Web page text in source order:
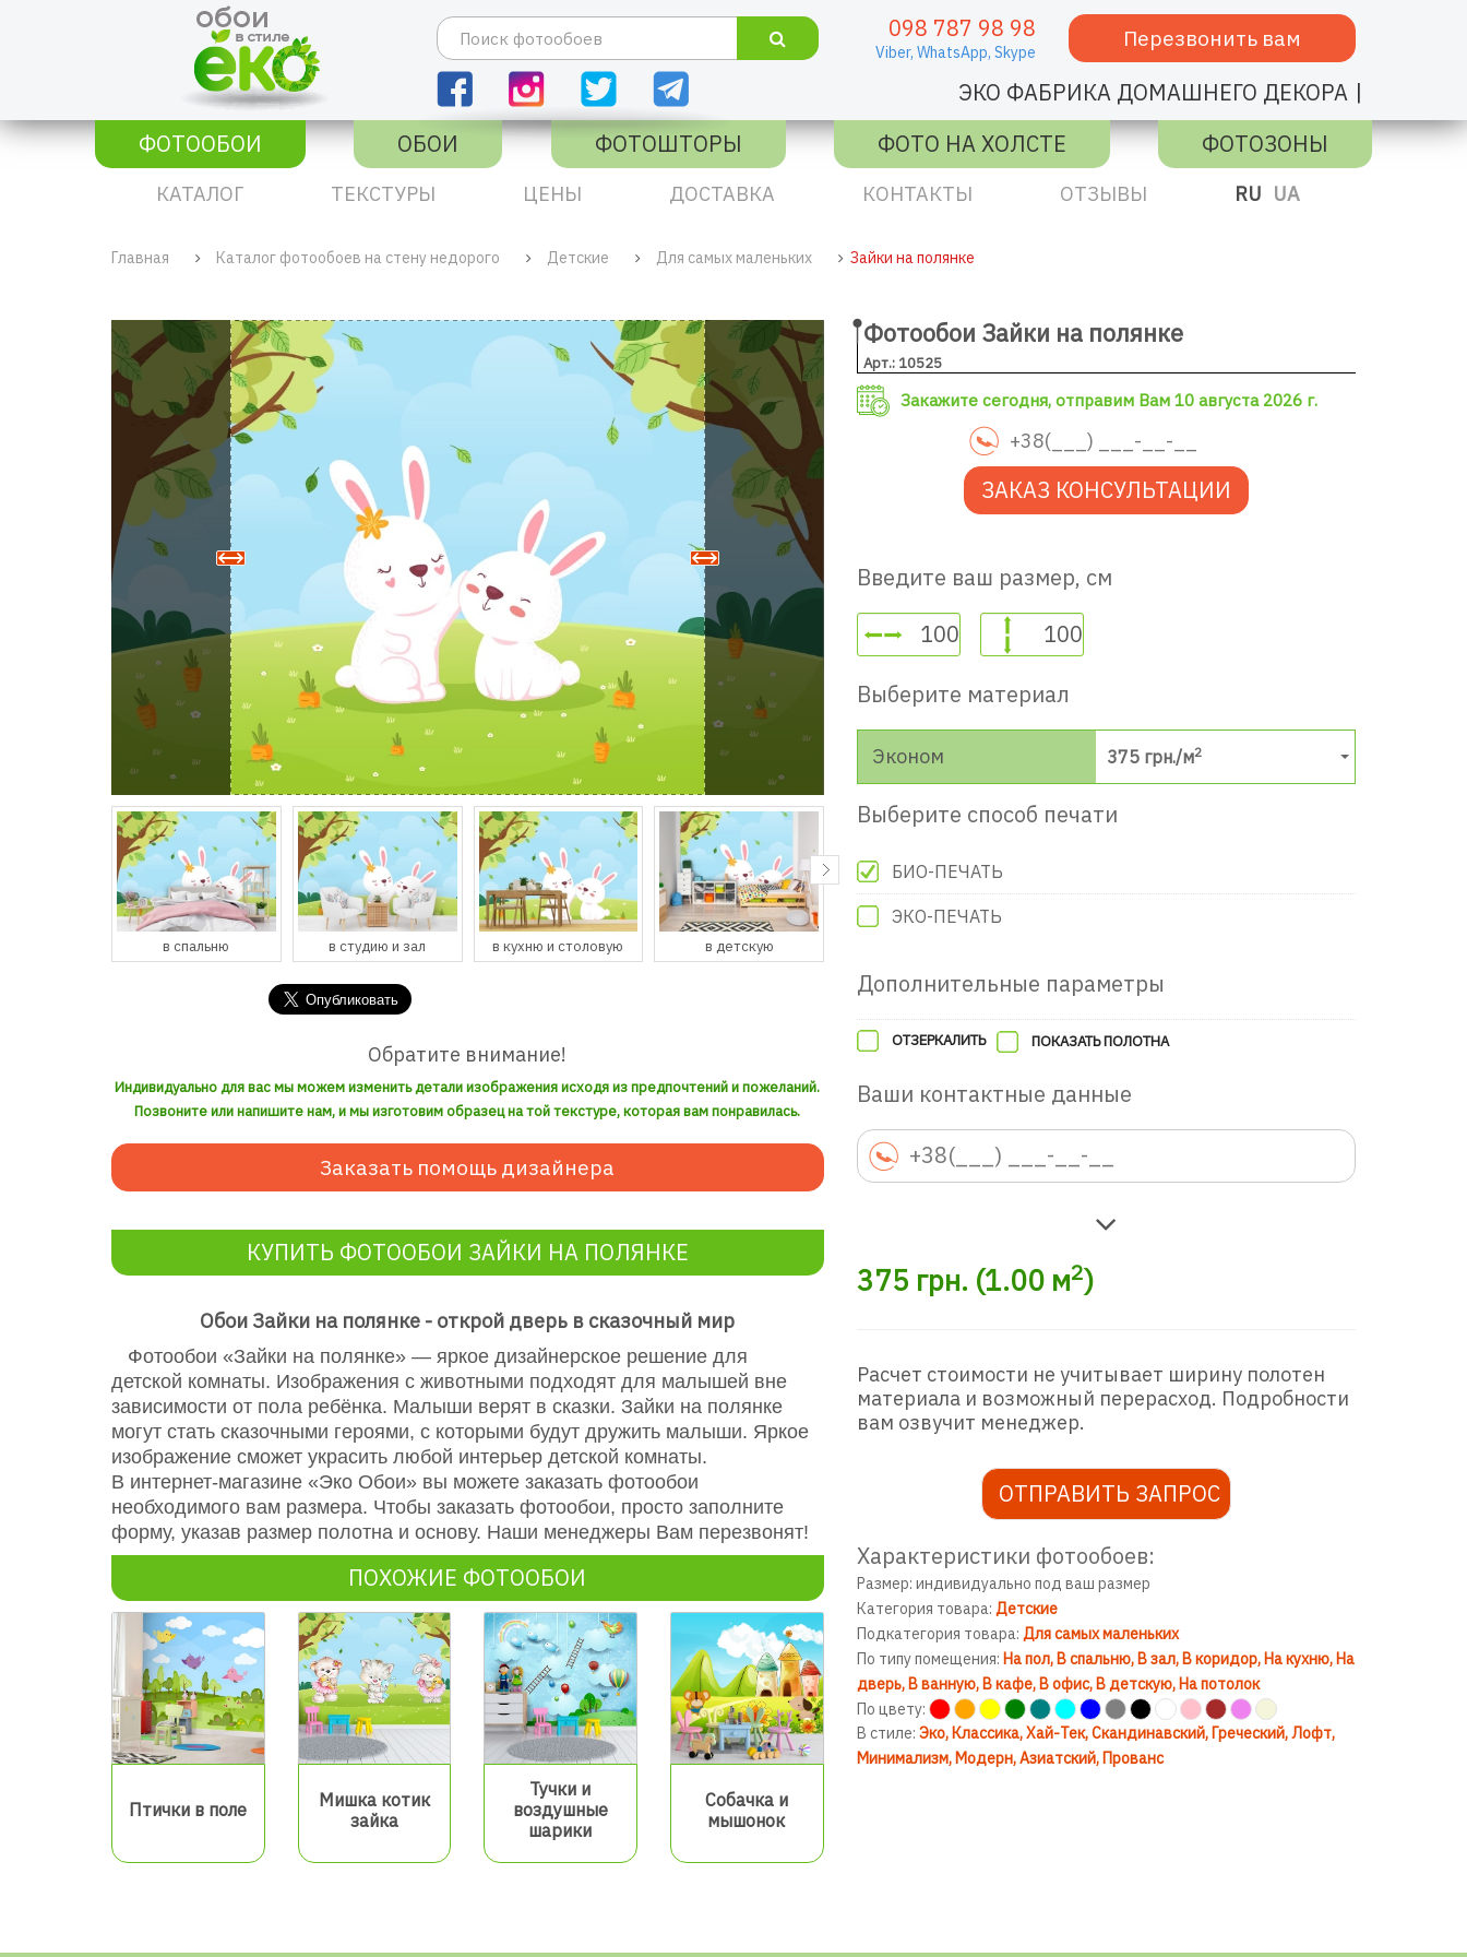
098 787 98 98
Viber, WhatsApp, Skype
Перезвонить вам
ЭКО ФАБРИКА ДОМАШНЕГО ДЕКОРА |
ФОТООБОИ
ОБОИ ФОТОШТОРЫ ФОТО НА ХОЛСТЕ ФОТОЗОНЫ
КАТАЛОГ ТЕКСТУРЫ ЦЕНЫ ДОСТАВКА КОНТАКТЫ ОТЗЫВЫ RU UA
Главная Каталог фотообоев на стену недорого Детские Для самых маленьких Зайки на полянке
в студию и зал в кухню и столовую в детскую в гостевую
Обратите внимание!
Индивидуально для вас мы можем изменить детали изображения исходя из предпочтений и пожеланий.
Позвоните или напишите нам, и мы изготовим образец на той текстуре, которая вам понравилась.
Заказать помощь дизайнера
КУПИТЬ ФОТООБОИ ЗАЙКИ НА ПОЛЯНКЕ
Обои Зайки на полянке - открой дверь в сказочный мир
Фотообои «Зайки на полянке» — яркое дизайнерское решение для
детской комнаты. Изображения с животными подходят для малышей вне
зависимости от пола ребёнка. Малыши верят в сказки. Зайки на полянке
могут стать сказочными героями, с которыми будут дружить малыши. Яркое
изображение сможет украсить любой интерьер детской комнаты.
В интернет-магазине «Эко Обои» вы можете заказать фотообои
необходимого вам размера. Чтобы заказать фотообои, просто заполните
форму, указав размер полотна и основу. Наши менеджеры Вам перезвонят!
ПОХОЖИЕ ФОТООБОИ
Птички в поле
Мишка котик
зайка
Тучки и
воздушные
шарики
Собачка и
мышонок
Фотообои Зайки на полянке
Арт.: 10525
Закажите сегодня, отправим Вам 10 августа 2026 г.
ЗАКАЗ КОНСУЛЬТАЦИИ
Введите ваш размер, см
Выберите материал
Эконом 375 грн./м2
Выберите способ печати
БИО-ПЕЧАТЬ
ЭКО-ПЕЧАТЬ
Дополнительные параметры
ОТЗЕРКАЛИТЬ ПОКАЗАТЬ ПОЛОТНА
Ваши контактные данные
375 грн. (1.00м2)
Расчет стоимости не учитывает ширину полотен
материала и возможный перерасход. Подробности
вам озвучит менеджер.
ОТПРАВИТЬ ЗАПРОС
Характеристики фотообоев:
Размер: индивидуально под ваш размер
Категория товара: Детские
Подкатегория товара: Для самых маленьких
По типу помещения: На пол В спальню В зал В коридор На кухню На
дверь В ванную В кафе В офис В детскую На потолок
По цвету:
В стиле: Эко Классика Хай-Тек Скандинавский Греческий Лофт
Минимализм Модерн Азиатский Прованс